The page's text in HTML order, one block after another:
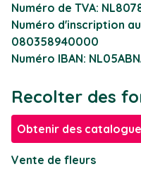
Numéro de TVA:
Numéro d'inscription
080358940000
Numéro IBAN:
Recolter des
Obtenir des
Vente de fleurs